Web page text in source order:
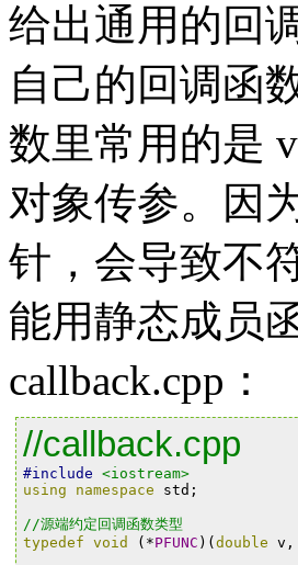
给出通用的回
自己的回调函
数里常用的是
对象传参。因
针，会导致不
能用静态成员
callback.cpp：
//callback.cpp
#include <iostream>
using
namespace std ;
//源端约定回调函数类型
typedef void (*PFUNC )( double v ,